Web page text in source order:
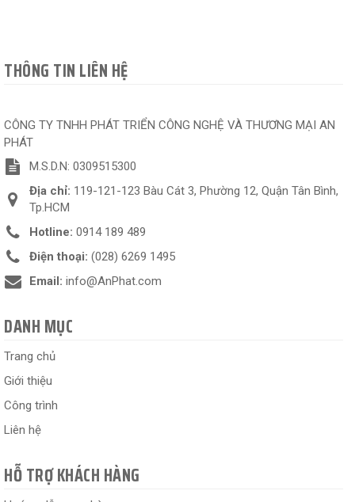
THÔNG TIN LIÊN HỆ
CÔNG TY TNHH PHÁT TRIỂN CÔNG NGHỆ VÀ THƯƠNG MẠI AN
PHÁT
M.S.D.N: 0309515300
Địa chỉ: 119-121-123 Bàu Cát 3, Phường 12, Quận Tân Bình,
Tp.HCM
Hotline: 0914 189 489
Điện thoại: (028) 6269 1495
Email: info@AnPhat.com
DANH MỤC
Trang chủ
Giới thiệu
Công trình
Liên hệ
HỖ TRỢ KHÁCH HÀNG